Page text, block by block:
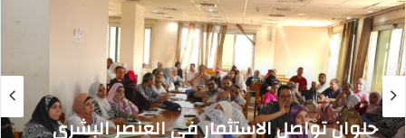
حلوان تواصل الاستثمار في العنصر البشري